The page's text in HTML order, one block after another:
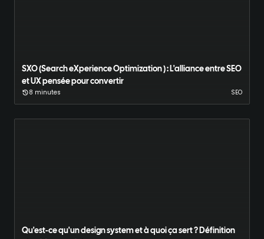
SXO (Search eXperience Optimization ) : L'alliance entre SEO
et UX pensée pour convertir
8 minutes SEO
Qu'est-ce qu'un design system et à quoi ça sert ? Définition